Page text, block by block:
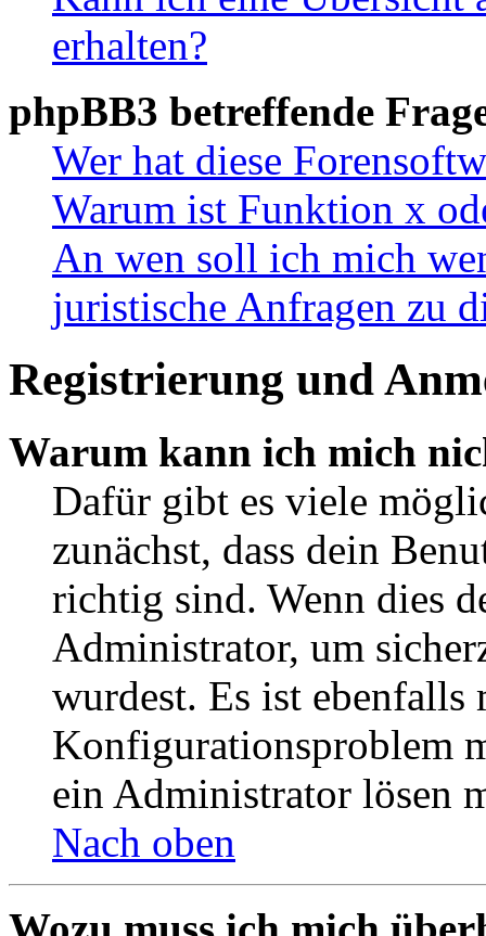
erhalten?
phpBB3 betreffende
Wer hat diese
Warum ist Funktion x
An wen soll ich mich
juristische Anfragen zu
Registrierung und
Warum kann ich mich
Dafür gibt es viele
zunächst, dass dein
richtig sind. Wenn dies
Administrator, um
wurdest. Es ist ebenfalls
Konfigurationsproblem
ein Administrator lösen
Nach oben